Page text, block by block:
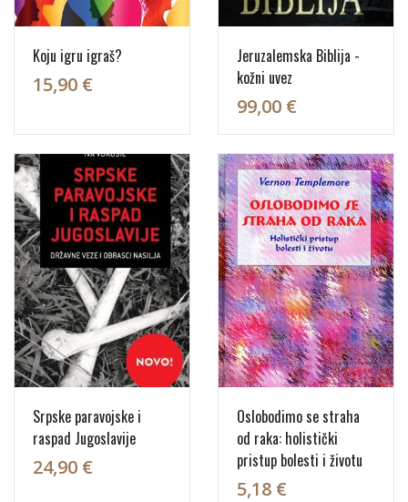
Koju igru igraš?
15,90 €
Jeruzalemska Biblija -
kožni uvez
99,00 €
Srpske paravojske i
raspad Jugoslavije
24,90 €
Oslobodimo se straha
od raka: holistički
pristup bolesti i životu
5,18 €